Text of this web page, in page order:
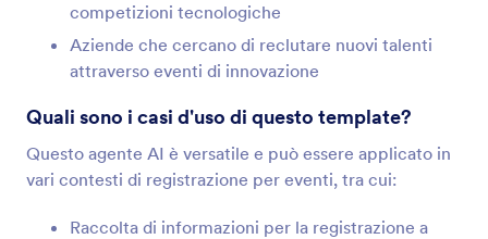
competizioni tecnologiche
Aziende che cercano di reclutare nuovi talenti
attraverso eventi di innovazione
Quali sono i casi d'uso di questo template?
Questo agente AI è versatile e può essere applicato in
vari contesti di registrazione per eventi, tra cui:
Raccolta di informazioni per la registrazione a